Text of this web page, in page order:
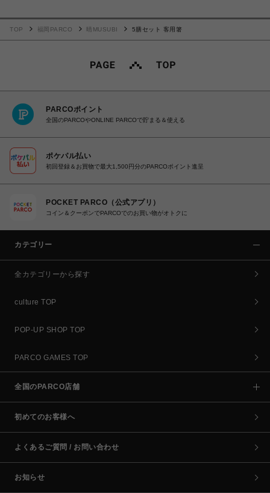
TOP 福岡PARCO 晴MUSUBI 5膳セット 客用箸
PARCOポイント
全国のPARCOやONLINE PARCOで貯まる＆使える
ポケパル払い
初回登録＆お買物で最大1,500円分のPARCOポイント進呈
POCKET PARCO（公式アプリ）
コイン＆クーポンでPARCOでのお買い物がオトクに
カテゴリー
全カテゴリーから探す
culture TOP
POP-UP SHOP TOP
PARCO GAMES TOP
全国のPARCO店舗
初めてのお客様へ
よくあるご質問 / お問い合わせ
お知らせ